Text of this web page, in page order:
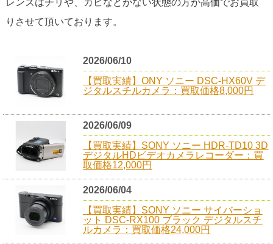
レンズはチリや、カビなどがない状態の方が高価でお買取
りさせて頂いております。
2026/06/10
【買取実績】ONY ソニー DSC-HX60V デ
ジタルスチルカメラ：買取価格8,000円
2026/06/09
【買取実績】SONY ソニー HDR-TD10 3D
デジタルHDビデオカメラレコーダー：買
取価格12,000円
2026/06/04
【買取実績】SONY ソニー サイバーショ
ット DSC-RX100 ブラック デジタルスチ
ルカメラ：買取価格24,000円